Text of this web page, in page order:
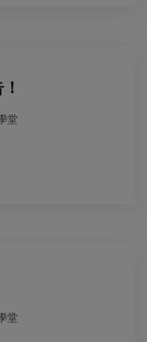
堂
堂